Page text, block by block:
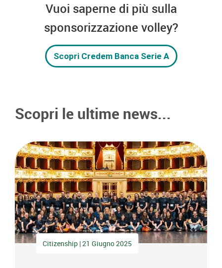
Vuoi saperne di più sulla
sponsorizzazione volley?
Scopri Credem Banca Serie A
Scopri le ultime news...
Citizenship | 21 Giugno 2025